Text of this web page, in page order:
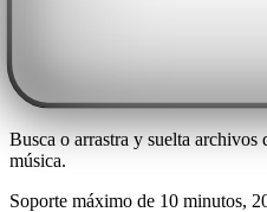
Busca o arrastra y suelta archivos
música.
Soporte máximo de 10 minutos,